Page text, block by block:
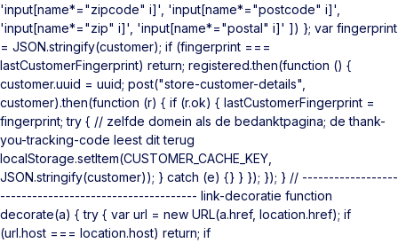
'input[name*="zipcode" i]', 'input[name*="postcode" i]',
'input[name*="zip" i]', 'input[name*="postal" i]' ]) }; var fingerprint
= JSON.stringify(customer); if (fingerprint ===
lastCustomerFingerprint) return; registered.then(function () {
customer.uuid = uuid; post("store-customer-details",
customer).then(function (r) { if (r.ok) { lastCustomerFingerprint =
fingerprint; try { // zelfde domein als de bedanktpagina; de thank-
you-tracking-code leest dit terug
localStorage.setItem(CUSTOMER_CACHE_KEY,
JSON.stringify(customer)); } catch (e) {} } }); }); } // ------------------
------------------------------------- link-decoratie function
decorate(a) { try { var url = new URL(a.href, location.href); if
(url.host === location.host) return; if